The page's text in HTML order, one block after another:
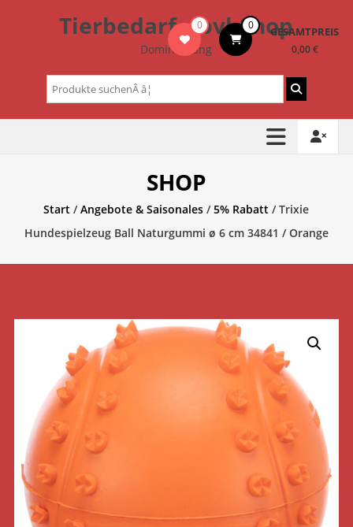
Tierbedarf – bvl-Shop
Dominik Lang
0 0 GESAMTPREIS
0,00 €
Suchen
nach:
SHOP
Start /Angebote & Saisonales /5% Rabatt / Trixie
Hundespielzeug Ball Naturgummi ø 6 cm 34841 / Orange